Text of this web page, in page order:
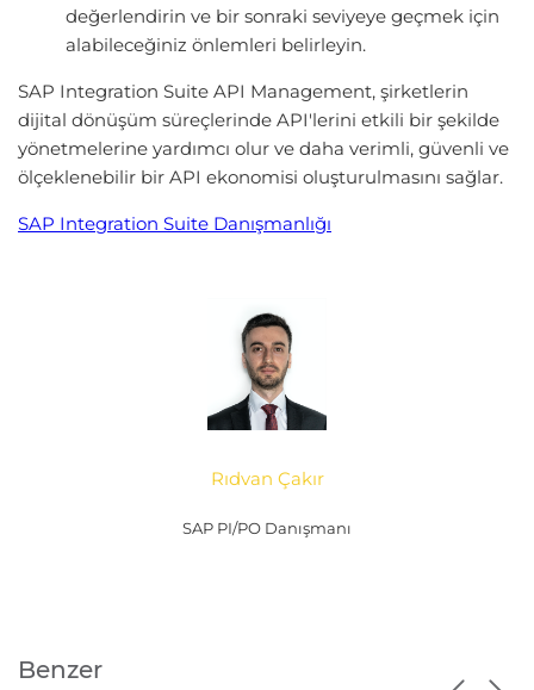
değerlendirin ve bir sonraki seviyeye geçmek için
alabileceğiniz önlemleri belirleyin.
SAP Integration Suite API Management, şirketlerin
dijital dönüşüm süreçlerinde API'lerini etkili bir şekilde
yönetmelerine yardımcı olur ve daha verimli, güvenli ve
ölçeklenebilir bir API ekonomisi oluşturulmasını sağlar.
SAP Integration Suite Danışmanlığı
Rıdvan Çakır
SAP PI/PO Danışmanı
Benzer